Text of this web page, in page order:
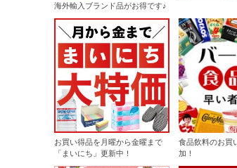
海外輸入ブランド品がお得です♪
お買い得品を月曜から金曜まで
「まいにち」更新中！
食品飲料のお買
加！